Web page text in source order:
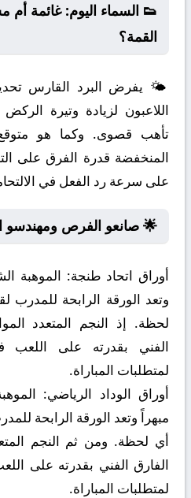
👟 السماء اليوم: غائمة
القمة؟
🌤️ يفرض البرد القارس
اللاعبون لزيادة وتيرة
تأهب قصوى. وكما هو
المنخفضة قدرة الفرق على
على سرعة رد الفعل في
🌟 صانعو الفرص ومهندسو
أوراق اتحاد طنجة: الموهبة
وتعد الورقة الرابحة للمدرب
لحظة. إذ النجم المتعدد
الفني بقدرته على اللعب
لمتطلبات المباراة.
أوراق الوداد الرياضي:
مبهراً وتعد الورقة الرابحة
أي لحظة. ومن ثم النجم
الفارق الفني بقدرته على
لمتطلبات المباراة.